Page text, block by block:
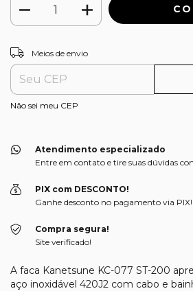
Entregas para o CEP:
Meios de envio
Não sei meu CEP
Atendimento especializado
Entre em contato e tire suas dúvidas
PIX com DESCONTO!
Ganhe desconto no pagamento via PIX!
Compra segura!
Site verificado!
A faca Kanetsune KC-077 ST-200
aço inoxidável 420J2 com cabo e